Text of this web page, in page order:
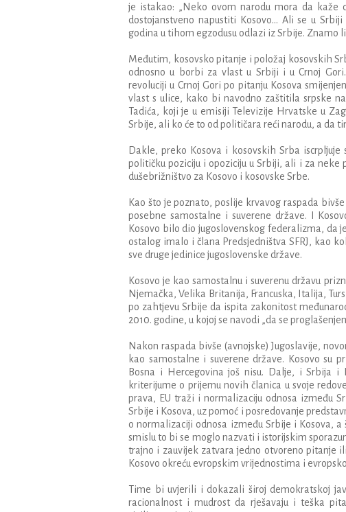
je istakao: „Neko ovom narodu mora da kaže
dostojanstveno napustiti Kosovo... Ali se u Srbiji
godina u tihom egzodusu odlazi izSrbije. Znamo li
Međutim, kosovsko pitanje i položaj kosovskih
odnosno u borbi za vlast u Srbiji i u Crnoj Gori.
revoluciji u Crnoj Gori po pitanju Kosova
vlast s ulice, kako bi navodno zaštitila srpske
Tadića , koji je u emisiji Televizije Hrvatske u
Srbije, ali ko će to od političara reći narodu, a da
Dakle,preko Kosova i kosovskih Srba iscrpljuje
političku poziciju i opoziciju u Srbiji, ali i za neke
dušebrižništvo za Kosovo i kosovske Srbe.
Kao što je poznato,poslije krvavog raspada bivše
posebne samostalne i suverene države. I
Kosovo bilo dio jugoslovenskog federalizma , da je
ostalog imalo i člana Predsjedništva SFRJ , kao
sve druge jedinice jugoslovenske države.
Kosovo je kao samostalnu i suverenu državu
Njemačka ,Velika Britanija , Francuska , Italija ,
po zahtjevu Srbije da ispita zakonitost međ
2010. godine, u kojoj se navodi „da se proglaš
Nakon raspada bivše (avnojske)Jugoslavije,
kao samostalne i suverene države. Kosovo su
Bosna
i Hercegovina još nisu. Dalje, i Srbija i
kriterijume o prijemu novih č lanica u svoje redove
prava , EU traži i normalizaciju odnosa između
Srbije i Kosova ,uz pomoć i posredovanje
o normalizaciji odnosa između Srbije i Kosova , a
smislu to bi se moglo nazvati i istorijskim
trajno i zauvijek zatvara jedno otvoreno pitanje ili
Kosovo okreću evropskim vrijednostima i
Time bi uvjerili i dokazali široj demokratskoj
racionalnost i mudrost da rješavaju i teška